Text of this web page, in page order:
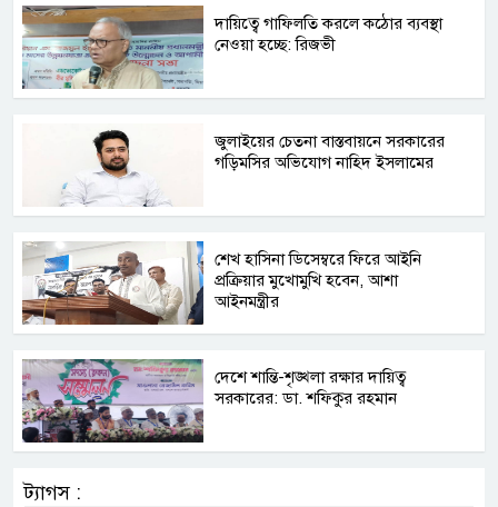
দায়িত্বে গাফিলতি করলে কঠোর ব্যবস্থা
নেওয়া হচ্ছে: রিজভী
জুলাইয়ের চেতনা বাস্তবায়নে সরকারের
গড়িমসির অভিযোগ নাহিদ ইসলামের
শেখ হাসিনা ডিসেম্বরে ফিরে আইনি
প্রক্রিয়ার মুখোমুখি হবেন, আশা
আইনমন্ত্রীর
দেশে শান্তি-শৃঙ্খলা রক্ষার দায়িত্ব
সরকারের: ডা. শফিকুর রহমান
ট্যাগস :